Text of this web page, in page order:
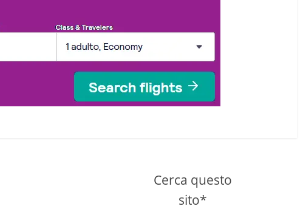
Cerca questo
sito*